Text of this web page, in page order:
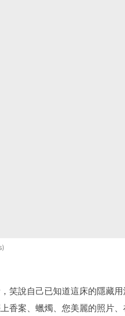
笑說自己已知道這床的隱藏
香案、蠟燭、您美麗的照片